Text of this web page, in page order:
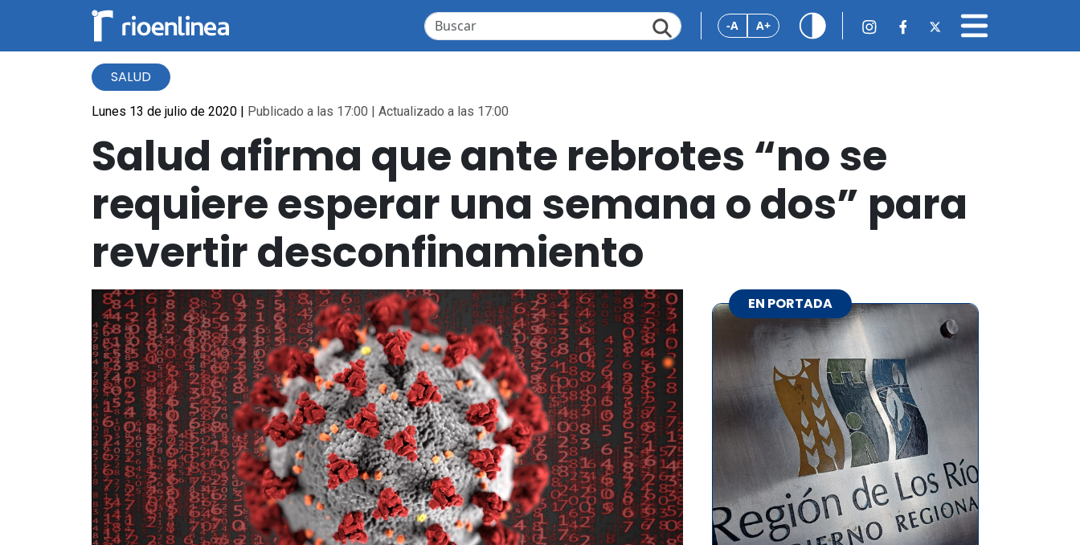
-A A+
SALUD
Lunes 13 de julio de 2020 | Publicado a las 17:00 | Actualizado a las 17:00
Salud afirma que ante rebrotes “no se
requiere esperar una semana o dos” para
revertir desconfinamiento
EN PORTADA